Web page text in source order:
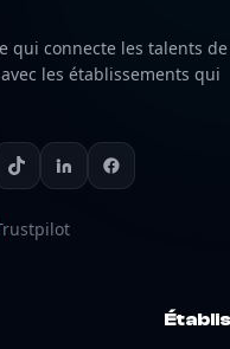
qui connecte les talents
les établissements qui